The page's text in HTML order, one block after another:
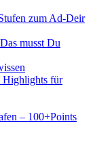
zum Ad-Deir
musst Du
Highlights für
– 100+Points